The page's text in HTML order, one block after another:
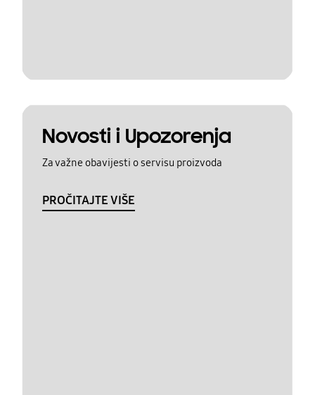
Novosti i Upozorenja
Za važne obavijesti o servisu proizvoda
PROČITAJTE VIŠE